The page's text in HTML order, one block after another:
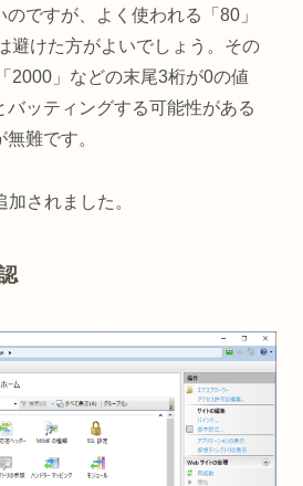
ですが、よく使われる「80」
避けた方がよいでしょう。その
2000」などの末尾3桁が0の値
バッティングする可能性がある
難です。
されました。